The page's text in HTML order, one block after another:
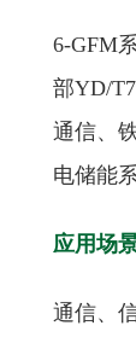
6-GFM
部YD/
通信、
电储能
应用场
通信、